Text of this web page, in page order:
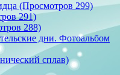
(Просмотров 299)
291)
288)
дни. Фотоальбом
сплав)